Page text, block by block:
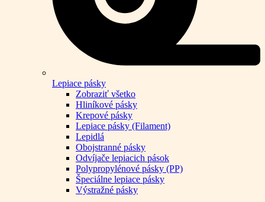
Lepiace pásky
Zobraziť všetko
Hliníkové pásky
Krepové pásky
Lepiace pásky (Filament)
Lepidlá
Obojstranné pásky
Odvíjače lepiacich pások
Polypropylénové pásky (PP)
Špeciálne lepiace pásky
Výstražné pásky